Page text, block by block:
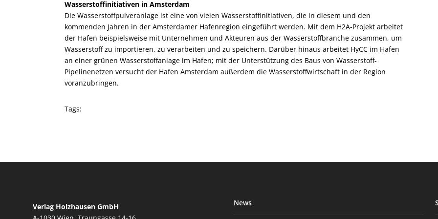
Wasserstoffinitiativen in Amsterdam
Die Wasserstoffpulveranlage ist eine von vielen Wasserstoffinitiativen, die in diesem und den
kommenden Jahren in der Amsterdamer Hafenregion eingeführt werden. Mit dem H2A-Projekt arbeitet
der Hafen beispielsweise mit Unternehmen und Akteuren aus der Wasserstoffbranche zusammen, um
Wasserstoff zu importieren, zu verarbeiten und zu speichern. Darüber hinaus arbeitet HyCC im Hafen
an einer grünen Wasserstoffanlage im Hafen; mit der Unterstützung des Baus von Wasserstoff-
Pipelinenetzen versucht der Hafen Amsterdam außerdem die Wasserstoffwirtschaft in der Region
voranzubringen.
Tags:
Verlag Holzhausen GmbH
News